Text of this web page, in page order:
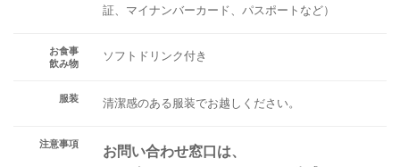
証、マイナンバーカード、パスポートなど）
お食事
飲み物
ソフトドリンク付き
服装 清潔感のある服装でお越しください。
注意事項
お問い合わせ窓口は、